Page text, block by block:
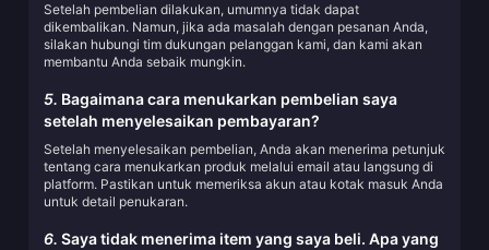
Setelah pembelian dilakukan, umumnya tidak dapat
dikembalikan. Namun, jika ada masalah dengan pesanan Anda,
silakan hubungi tim dukungan pelanggan kami, dan kami akan
membantu Anda sebaik mungkin.
5. Bagaimana cara menukarkan pembelian saya
setelah menyelesaikan pembayaran?
Setelah menyelesaikan pembelian, Anda akan menerima petunjuk
tentang cara menukarkan produk melalui email atau langsung di
platform. Pastikan untuk memeriksa akun atau kotak masuk Anda
untuk detail penukaran.
6. Saya tidak menerima item yang saya beli. Apa yang